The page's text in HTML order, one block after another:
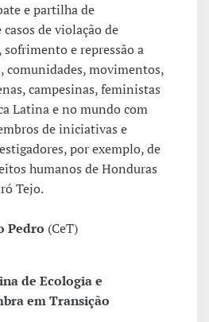
e partilha de
de violação de
e repressão a
comunidades, movimentos,
campesinas, feministas
Latina e no mundo com
de iniciativas e
por exemplo, de
humanos de Honduras
Tejo.
Pedro (CeT)
de Ecologia e
em Transição